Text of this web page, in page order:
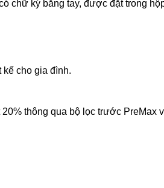
chữ ký bằng tay, được đặt trong
cho gia đình.
thông qua bộ lọc trước PreMax